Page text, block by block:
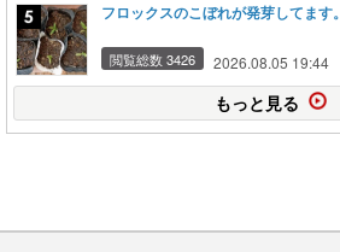
フロックスのこぼれが発芽してます。
閲覧総数 3426 2026.08.05 19:44
もっと見る